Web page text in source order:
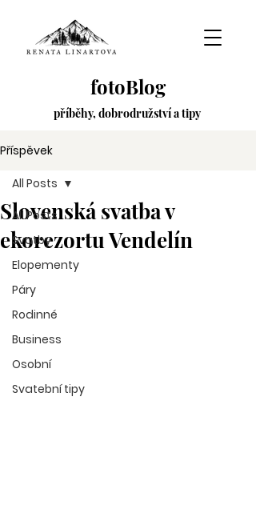
fotoBlog
příběhy,dobrodružstvía tipy
Příspěvek
All Posts
Svatby
Elopementy
Páry
Rodinné
Business
Osobní
Svatební tipy
All Posts
Slovenská svatba v
ekorezortu Vendelín